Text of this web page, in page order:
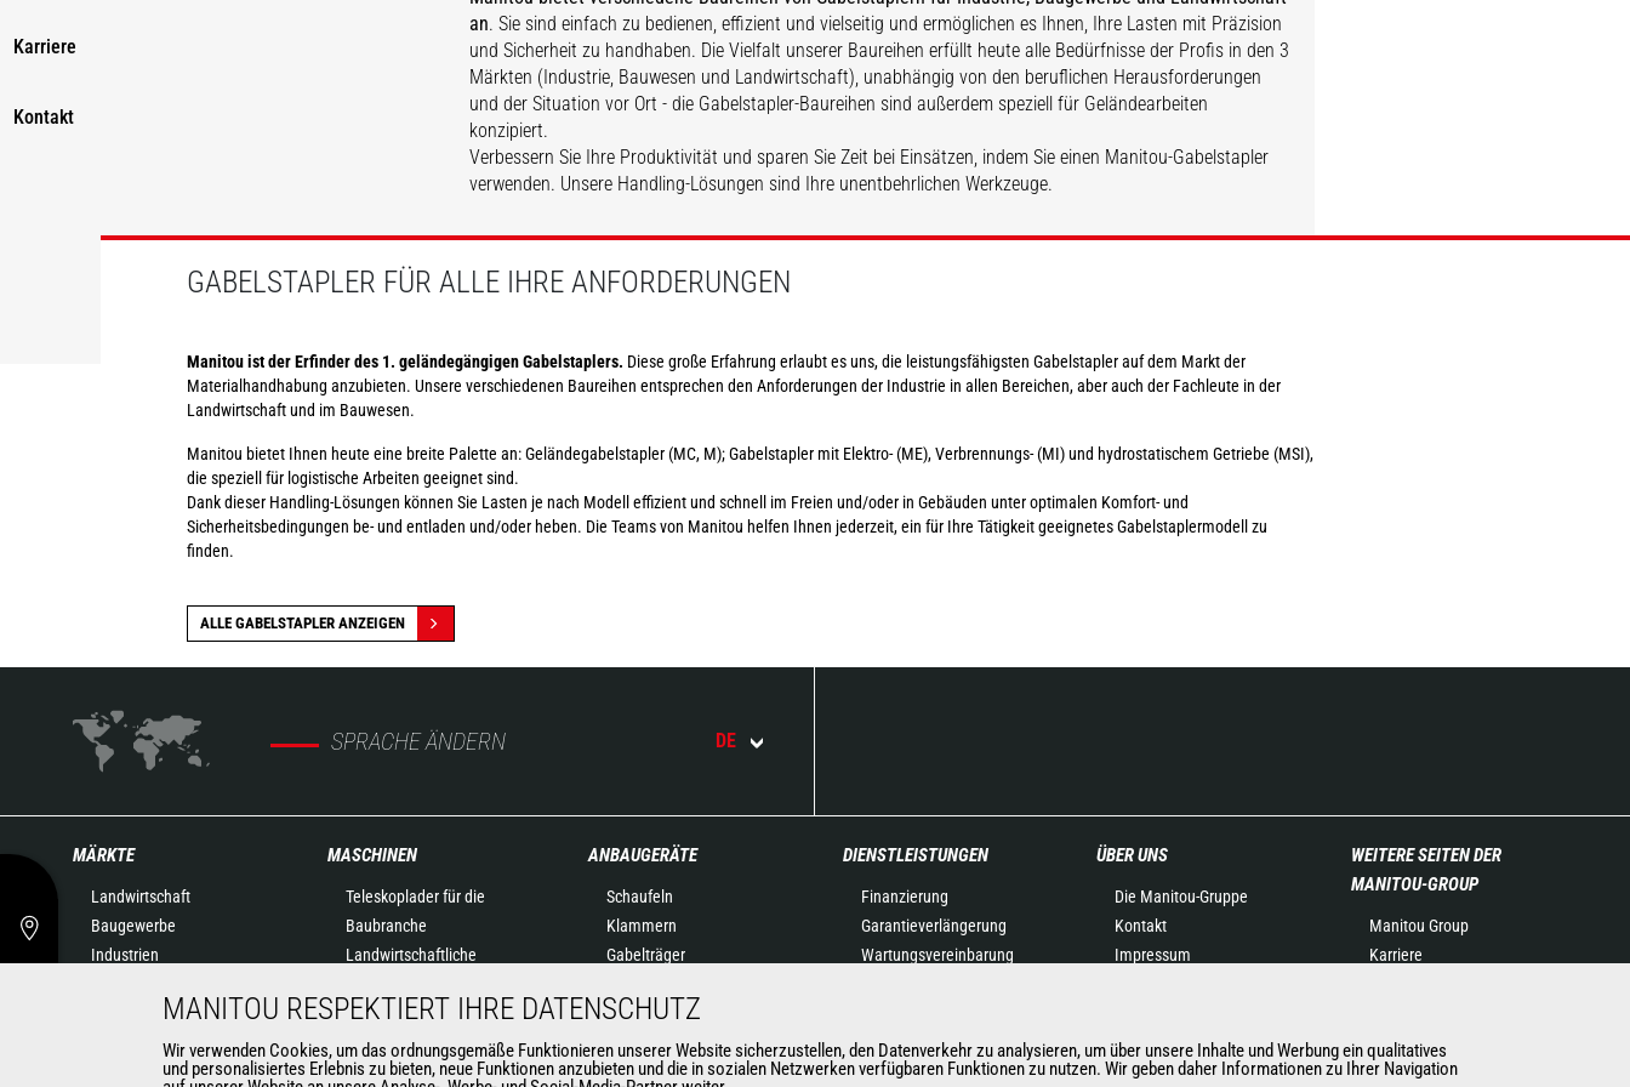
Karriere
Kontakt
an. Sie sind einfach zu bedienen, effizient und vielseitig und ermöglichen es Ihnen, Ihre Lasten mit Präzision
und Sicherheit zu handhaben. Die Vielfalt unserer Baureihen erfüllt heute alle Bedürfnisse der Profis in den 3
Märkten (Industrie, Bauwesen und Landwirtschaft), unabhängig von den beruflichen Herausforderungen
und der Situation vor Ort - die Gabelstapler-Baureihen sind außerdem speziell für Geländearbeiten
konzipiert.
Verbessern Sie Ihre Produktivität und sparen Sie Zeit bei Einsätzen, indem Sie einen Manitou-Gabelstapler
verwenden. Unsere Handling-Lösungen sind Ihre unentbehrlichen Werkzeuge.
MI MSI MC
GABELSTAPLER FÜR ALLE IHRE ANFORDERUNGEN
Manitou ist der Erfinder des 1. geländegängigen Gabelstaplers. Diese große Erfahrung erlaubt es uns, die leistungsfähigsten Gabelstapler auf dem Markt der
Materialhandhabung anzubieten. Unsere verschiedenen Baureihen entsprechen den Anforderungen der Industrie in allen Bereichen, aber auch der Fachleute in der
Landwirtschaft und im Bauwesen.
Manitou bietet Ihnen heute eine breite Palette an: Geländegabelstapler (MC, M); Gabelstapler mit Elektro- (ME), Verbrennungs- (MI) und hydrostatischem Getriebe (MSI),
die speziell für logistische Arbeiten geeignet sind.
Dank dieser Handling-Lösungen können Sie Lasten je nach Modell effizient und schnell im Freien und/oder in Gebäuden unter optimalen Komfort- und
Sicherheitsbedingungen be- und entladen und/oder heben. Die Teams von Manitou helfen Ihnen jederzeit, ein für Ihre Tätigkeit geeignetes Gabelstaplermodell zu
finden.
ALLE GABELSTAPLER ANZEIGEN
SPRACHE ÄNDERN DE
MÄRKTE
Landwirtschaft
Baugewerbe
Industrien
Luftfahrtindustrie
Rüstungsindustrie
MASCHINEN
Teleskoplader für die
Baubranche
Landwirtschaftliche
Drehbare Teleskoplader
Knicklader
Hubarbeitsbühnen
ANBAUGERÄTE
Schaufeln
Klammern
Gabelträger
Kranausleger
Arbeitskörbe
Betonkübel
DIENSTLEISTUNGEN
Finanzierung
Garantieverlängerung
Wartungsvereinbarung
Diagnose-Tools
Schulung
ÜBER UNS
Die Manitou-Gruppe
Kontakt
Impressum
Neuigkeiten
Geschichte
WEITERE SEITEN DER
MANITOU-GROUP
Manitou Group
Karriere
Gehl
Manitou Group
MANITOU RESPEKTIERT IHRE DATENSCHUTZ
Wir verwenden Cookies, um das ordnungsgemäße Funktionieren unserer Website sicherzustellen, den Datenverkehr zu analysieren, um über unsere Inhalte und Werbung ein qualitatives
und personalisiertes Erlebnis zu bieten, neue Funktionen anzubieten und die in sozialen Netzwerken verfügbaren Funktionen zu nutzen. Wir geben daher Informationen zu Ihrer Navigation